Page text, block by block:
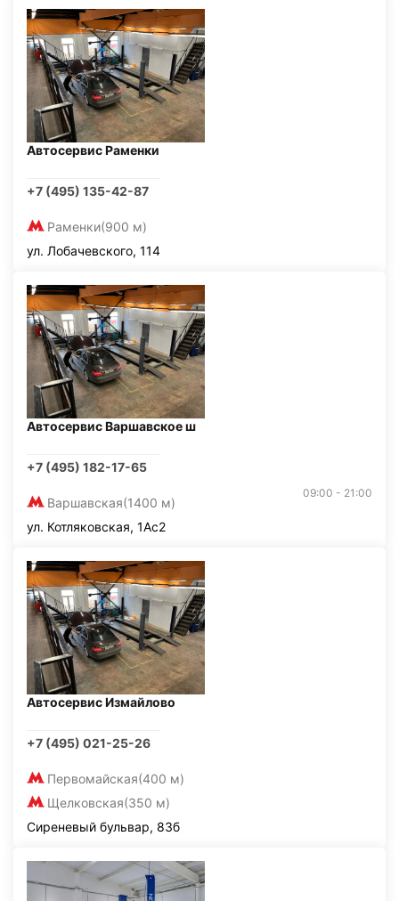
Автосервис Раменки
+7 (495) 135-42-87
Раменки(900 м)
ул. Лобачевского, 114
Автосервис Варшавское ш
+7 (495) 182-17-65
Варшавская(1400 м)
09:00 - 21:00
ул. Котляковская, 1Ас2
Автосервис Измайлово
+7 (495) 021-25-26
Первомайская(400 м)
Щелковская(350 м)
Сиреневый бульвар, 83б